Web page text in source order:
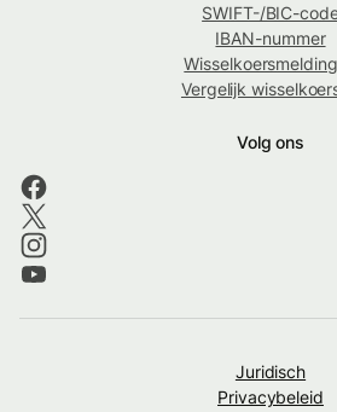
SWIFT-/BIC-
IBAN-nummer
Vergelijk
Volg ons
Juridisch
Privacybeleid